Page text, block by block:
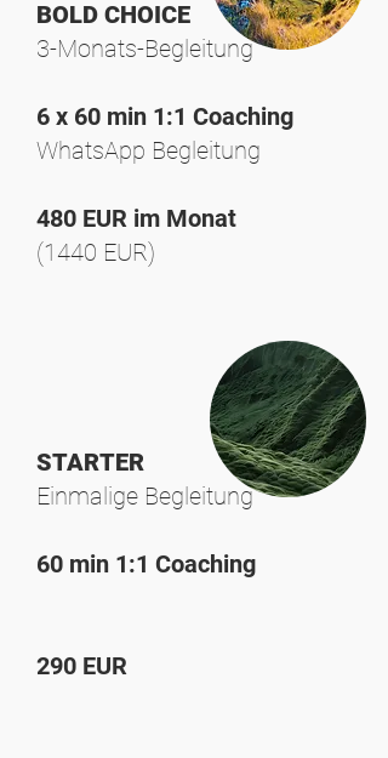
BOLD CHOICE
3-Monats-Begleitung
6 x 60 min 1:1 Coaching
WhatsApp Begleitung
480 EUR im Monat
(1440 EUR)
STARTER
Einmalige Begleitung
60 min 1:1 Coaching
290 EUR